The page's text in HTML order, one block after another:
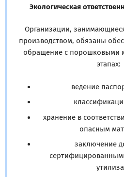
Экологическая
Организации,
производством, обязаны
обращение с порошковыми
этапах:
ведение
хранение в
опасным
заключение